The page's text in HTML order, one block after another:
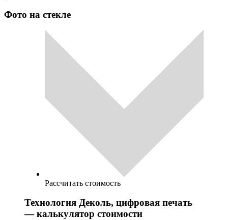
Фото на стекле
Рассчитать стоимость
Технология Деколь, цифровая печать
— калькулятор стоимости